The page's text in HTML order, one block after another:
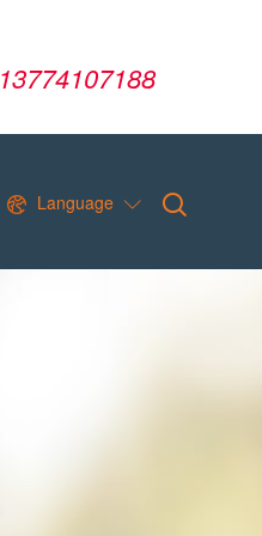
13774107188
Language  